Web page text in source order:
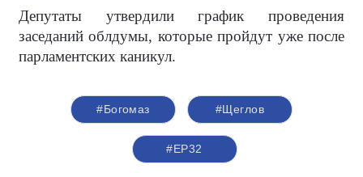
Депутаты утвердили график проведения
заседаний облдумы, которые пройдут уже после
парламентских каникул.
#Богомаз #Щеглов
#ЕР32